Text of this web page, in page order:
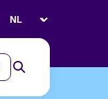
Selecteer taal